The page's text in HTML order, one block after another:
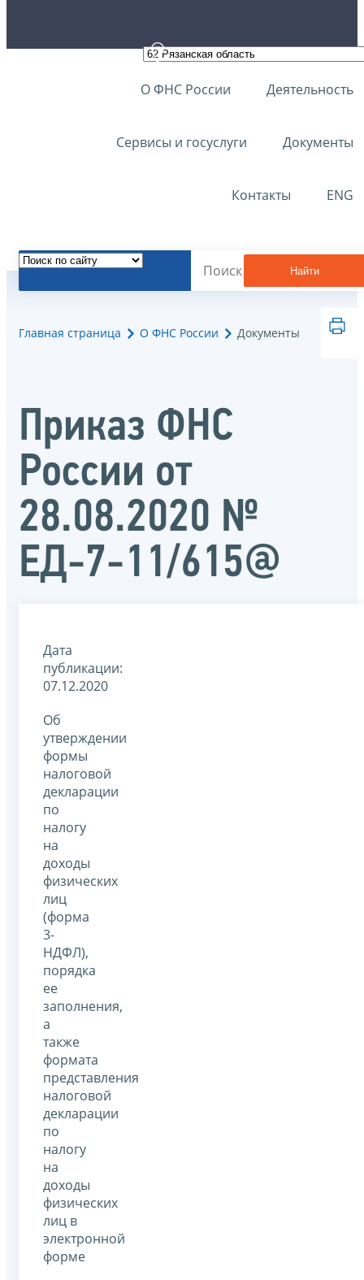
О ФНС России Деятельность
Сервисы и госуслуги Документы
Контакты ENG
Найти
Главная страница О ФНС России Документы
Приказ ФНС
России от
28.08.2020 №
ЕД-7-11/615@
Дата
публикации:
07.12.2020
Об
утверждении
формы
налоговой
декларации
по
налогу
на
доходы
физических
лиц
(форма
3-
НДФЛ),
порядка
ее
заполнения,
а
также
формата
представления
налоговой
декларации
по
налогу
на
доходы
физических
лиц в
электронной
форме